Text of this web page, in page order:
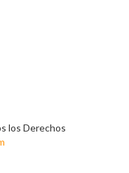
los Derechos